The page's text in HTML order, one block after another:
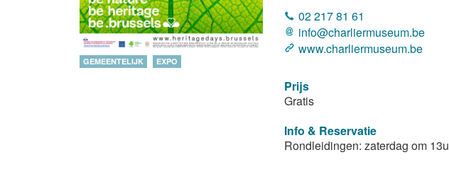
GEMEENTELIJK EXPO
02 217 81 61
info@charliermuseum.be
www.charliermuseum.be
Prijs
Gratis
Info & Reservatie
Rondleidingen: zaterdag om